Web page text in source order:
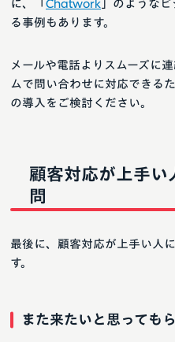
に、「 Chatwork 」のような
る事例もあります。
メールや電話よりスムーズに
ムで問い合わせに対応できる
の導入をご検討ください。
顧客対応が上手い
問
最後に、顧客対応が上手い人
す。
また来たいと思っても